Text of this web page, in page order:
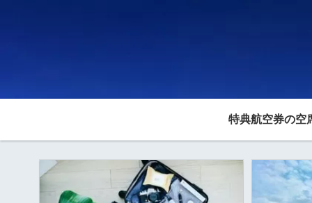
特典航空券の空